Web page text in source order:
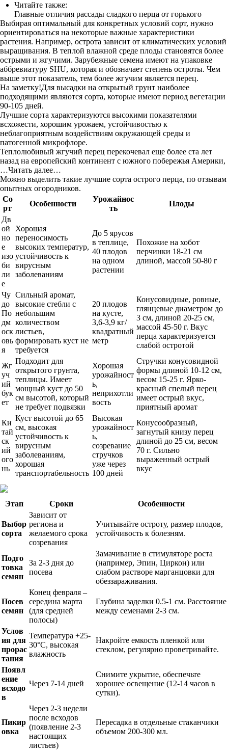
Читайте также:
Главные отличия рассады сладкого перца от горького
Выбирая оптимальный для конкретных условий сорт, нужно
ориентироваться на некоторые важные характеристики
растения. Например, острота зависит от климатических условий
выращивания. В теплой влажной среде плоды становятся более
острыми и жгучими. Зарубежные семена имеют на упаковке
аббревиатуру SHU, которая и обозначает степень остроты. Чем
выше этот показатель, тем более жгучим является перец.
На заметку!Для высадки на открытый грунт наиболее
подходящими являются сорта, которые имеют период вегетации
90-105 дней.
Лучшие сорта характеризуются высокими показателями
всхожести, хорошим урожаем, устойчивостью к
неблагоприятным воздействиям окружающей среды и
патогенной микрофлоре.
Теплолюбивый жгучий перец перекочевал еще более ста лет
назад на европейский континент с южного побережья Америки,
…Читать далее…
Можно выделить такие лучшие сорта острого перца, по отзывам
опытных огородников.
Со
рт
Особенности
Урожайнос
ть
Плоды
Дв
ой
но
е
изо
би
ли
е
Хорошая
переносимость
высоких температур,
устойчивость к
вирусным
заболеваниям
До 5 ярусов
в теплице,
40 плодов
на одном
растении
Похожие на хобот
перчинки 18-21 см
длиной, массой 50-80 г
Чу
до
По
дм
оск
овь
я
Сильный аромат,
высокие стебли с
небольшим
количеством
листьев,
формировать куст не
требуется
20 плодов
на кусте,
3,6-3,9 кг/
квадратный
метр
Конусовидные, ровные,
глянцевые диаметром до
3 см, длиной 20-25 см,
массой 45-50 г. Вкус
перца характеризуется
слабой остротой
Жг
уч
ий
бук
ет
Подходит для
открытого грунта,
теплицы. Имеет
мощный куст до 50
см высотой, который
не требует подвязки
Хорошая
урожайност
ь,
неприхотли
вость
Стручки конусовидной
формы длиной 10-12 см,
весом 15-25 г. Ярко-
красный спелый перец
имеет острый вкус,
приятный аромат
Ки
тай
ск
ий
ого
нь
Куст высотой до 65
см, высокая
устойчивость к
вирусным
заболеваниям,
хорошая
транспортабельность
Высокая
урожайност
ь,
созревание
стручков
уже через
100 дней
Конусообразный,
загнутый книзу перец
длиной до 25 см, весом
70 г. Сильно
выраженный острый
вкус
Этап Сроки Особенности
Выбор
сорта
Зависит от
региона и
желаемого срока
созревания
Учитывайте остроту, размер плодов,
устойчивость к болезням.
Подго
товка
семян
За 2-3 дня до
посева
Замачивание в стимуляторе роста
(например, Эпин, Циркон) или
слабом растворе марганцовки для
обеззараживания.
Посев
семян
Конец февраля –
середина марта
(для средней
полосы)
Глубина заделки 0.5-1 см. Расстояние
между семенами 2-3 см.
Услов
ия для
прорас
тания
Температура +25-
30°C, высокая
влажность
Накройте емкость пленкой или
стеклом, регулярно проветривайте.
Появл
ение
всходо
в
Через 7-14 дней
Снимите укрытие, обеспечьте
хорошее освещение (12-14 часов в
сутки).
Пикир
овка
Через 2-3 недели
после всходов
(появление 2-3
настоящих
листьев)
Пересадка в отдельные стаканчики
объемом 200-300 мл.